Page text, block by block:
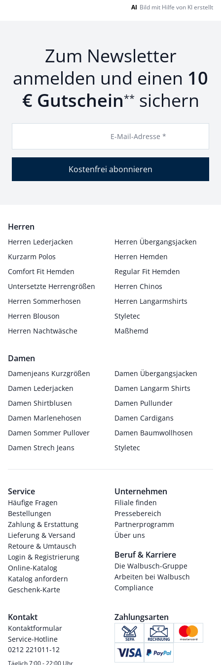
AI Bild mit Hilfe von KI erstellt
Zum Newsletter
anmelden und einen 10
€ Gutschein** sichern
E-Mail-Adresse *
Kostenfrei abonnieren
Herren
Herren Lederjacken
Herren Übergangsjacken
Kurzarm Polos
Herren Hemden
Comfort Fit Hemden
Regular Fit Hemden
Untersetzte Herrengrößen
Herren Chinos
Herren Sommerhosen
Herren Langarmshirts
Herren Blouson
Styletec
Herren Nachtwäsche
Maßhemd
Damen
Damenjeans Kurzgrößen
Damen Übergangsjacken
Damen Lederjacken
Damen Langarm Shirts
Damen Shirtblusen
Damen Pullunder
Damen Marlenehosen
Damen Cardigans
Damen Sommer Pullover
Damen Baumwollhosen
Damen Strech Jeans
Styletec
Service
Häufige Fragen
Bestellungen
Zahlung & Erstattung
Lieferung & Versand
Retoure & Umtausch
Login & Registrierung
Online-Katalog
Katalog anfordern
Geschenk-Karte
Unternehmen
Filiale finden
Pressebereich
Partnerprogramm
Über uns
Beruf & Karriere
Die Walbusch-Gruppe
Arbeiten bei Walbusch
Compliance
Kontakt
Kontaktformular
Service-Hotline
0212 221011-12
Täglich 7:00 - 22:00 Uhr
Zahlungsarten